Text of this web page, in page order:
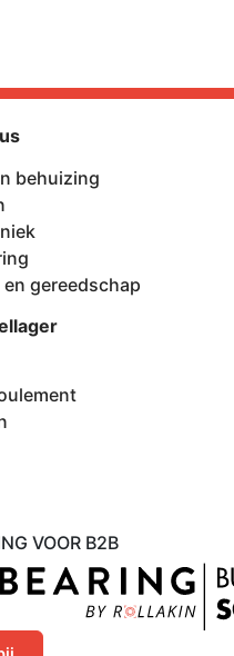
VOOR B2B
behuizing
gereedschap